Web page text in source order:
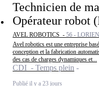
Technicien de
Opérateur robot
AVEL ROBOTICS - 56 -
Avel robotics est une entreprise
conception et la fabrication
des cas de charges dynamiques et...
CDI - Temps plein
Publié il y a 23 jours